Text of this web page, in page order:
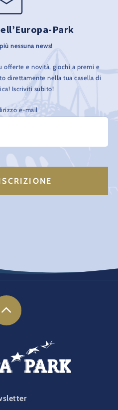
Park
nessuna news!
offerte e novità, giochi a premi e
direttamente nella tua casella di
Iscriviti subito!
e-mail
PARK